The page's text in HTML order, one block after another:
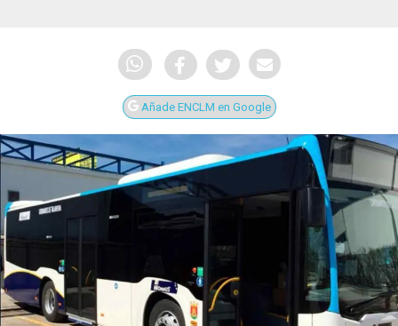
Añade ENCLM en Google